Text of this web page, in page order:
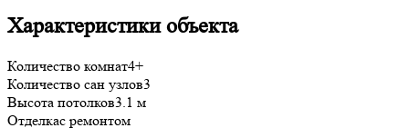
Характеристики объекта
Количество комнат4+
Количество сан узлов3
Высота потолков3.1 м
Отделкас ремонтом